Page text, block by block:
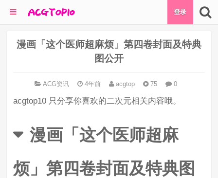
登录
漫画「这个医师超麻烦」第四卷封面及特典
图公开
ACG资讯 4年前 acgtop 75 0
acgtop10 只分享你喜欢的二次元相关内容哦。
漫画「这个医师超麻
烦」第四卷封面及特典图